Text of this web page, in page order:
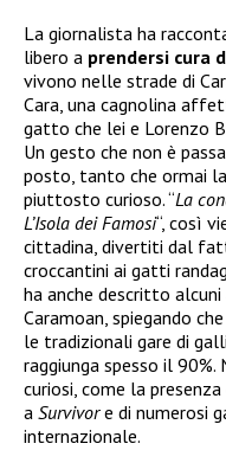
La giornalista ha
libero a prendersi cura
vivono nelle strade di
Cara, una cagnolina
gatto che lei e Lorenzo
Un gesto che non è
posto, tanto che ormai
piuttosto curioso. “La
L’Isola dei Famosi“, così
cittadina, divertiti dal
croccantini ai gatti
ha anche descritto
Caramoan, spiegando
le tradizionali gare di
raggiunga spesso il
curiosi, come la
a Survivore di numerosi
internazionale.